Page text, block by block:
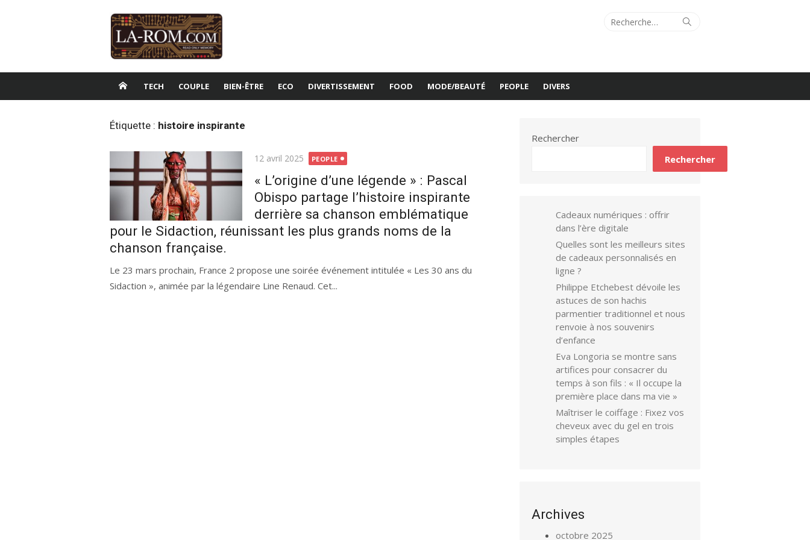
Recherche
Rechercher
TECH COUPLE BIEN-ÊTRE ECO DIVERTISSEMENT FOOD MODE/BEAUTÉ PEOPLE DIVERS
Étiquette : histoire inspirante
Publié
12 avril 2025 PEOPLE
« L’origine d’une légende » : Pascal
Obispo partage l’histoire inspirante
derrière sa chanson emblématique
pour le Sidaction, réunissant les plus grands noms de la
chanson française.
Le 23 mars prochain, France 2 propose une soirée événement intitulée « Les 30 ans du
Sidaction », animée par la légendaire Line Renaud. Cet...
Rechercher
Rechercher
Cadeaux numériques : offrir
dans l’ère digitale
Quelles sont les meilleurs sites
de cadeaux personnalisés en
ligne ?
Philippe Etchebest dévoile les
astuces de son hachis
parmentier traditionnel et nous
renvoie à nos souvenirs
d’enfance
Eva Longoria se montre sans
artifices pour consacrer du
temps à son fils : « Il occupe la
première place dans ma vie »
Maîtriser le coiffage : Fixez vos
cheveux avec du gel en trois
simples étapes
Archives
octobre 2025